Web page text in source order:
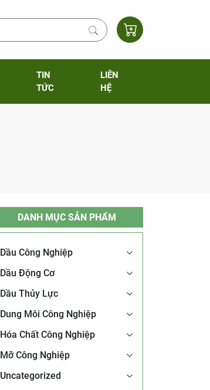
TIN
TỨC
LIÊN
HỆ
DANH MỤC SẢN PHẨM
Dầu Công Nghiệp
Dầu Động Cơ
Dầu Thủy Lực
Dung Môi Công Nghiệp
Hóa Chất Công Nghiệp
Mỡ Công Nghiệp
Uncategorized